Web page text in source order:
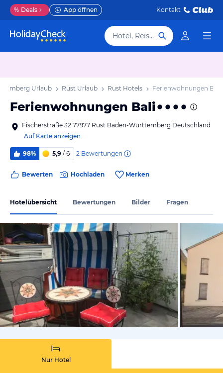
% Deals App öffnen Kontakt
Hotel, Reiseziel
Urlaub Rust Urlaub Rust Hotels Ferienwohnungen Bali
Ferienwohnungen Bali
Fischerstraße 32 77977 Rust Baden-Württemberg Deutschland
Auf Karte anzeigen
98% 5,9 / 6 2 Bewertungen
Bewerten Hochladen Merken
Hotelübersicht Bewertungen Bilder Fragen
vom
Nur Hotel